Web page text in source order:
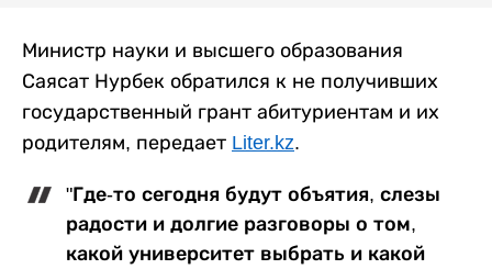
Министр науки и высшего образования
Саясат Нурбек обратился к не получивших
государственный грант абитуриентам и их
родителям, передает Liter.kz.
"Где-то сегодня будут объятия, слезы
радости и долгие разговоры о том,
какой университет выбрать и какой